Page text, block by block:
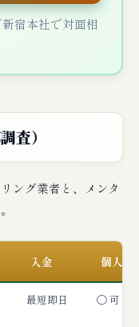
宿本社で対面相
査）
ング業者と、メンタ
入金 個人事
最短即日 ◯ 可